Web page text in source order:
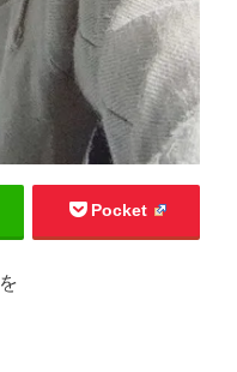
Pocket
を